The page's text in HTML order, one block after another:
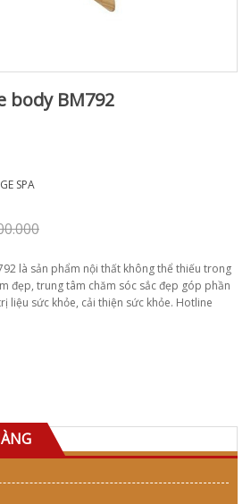
body BM792
SPA
là sản phẩm nội thất không thể thiếu trong
đẹp, trung tâm chăm sóc sắc đẹp góp phần
liệu sức khỏe, cải thiện sức khỏe. Hotline